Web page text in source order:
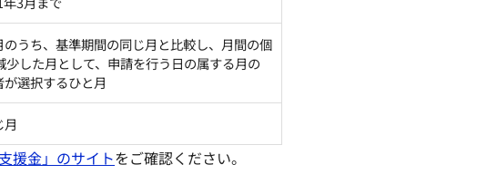
うち、基準期間の同じ月と比較し、月間の個
した月として、申請を行う日の属する月の
選択するひと月
援金」のサイトをご確認ください。